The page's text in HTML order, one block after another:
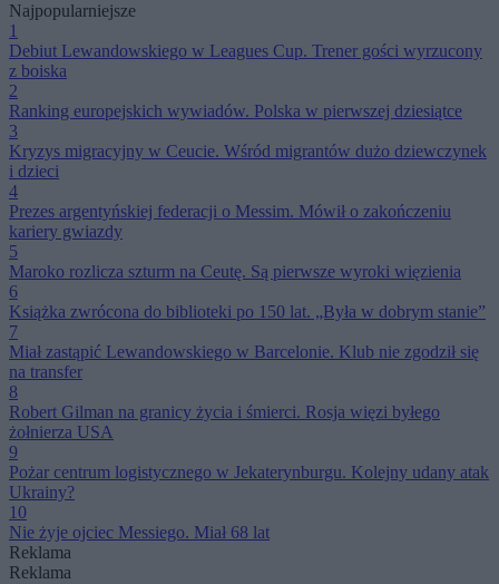
Najpopularniejsze
1
Debiut Lewandowskiego w Leagues Cup. Trener gości wyrzucony
z boiska
2
Ranking europejskich wywiadów. Polska w pierwszej dziesiątce
3
Kryzys migracyjny w Ceucie. Wśród migrantów dużo dziewczynek
i dzieci
4
Prezes argentyńskiej federacji o Messim. Mówił o zakończeniu
kariery gwiazdy
5
Maroko rozlicza szturm na Ceutę. Są pierwsze wyroki więzienia
6
Książka zwrócona do biblioteki po 150 lat. „Była w dobrym stanie”
7
Miał zastąpić Lewandowskiego w Barcelonie. Klub nie zgodził się
na transfer
8
Robert Gilman na granicy życia i śmierci. Rosja więzi byłego
żołnierza USA
9
Pożar centrum logistycznego w Jekaterynburgu. Kolejny udany atak
Ukrainy?
10
Nie żyje ojciec Messiego. Miał 68 lat
Reklama
Reklama